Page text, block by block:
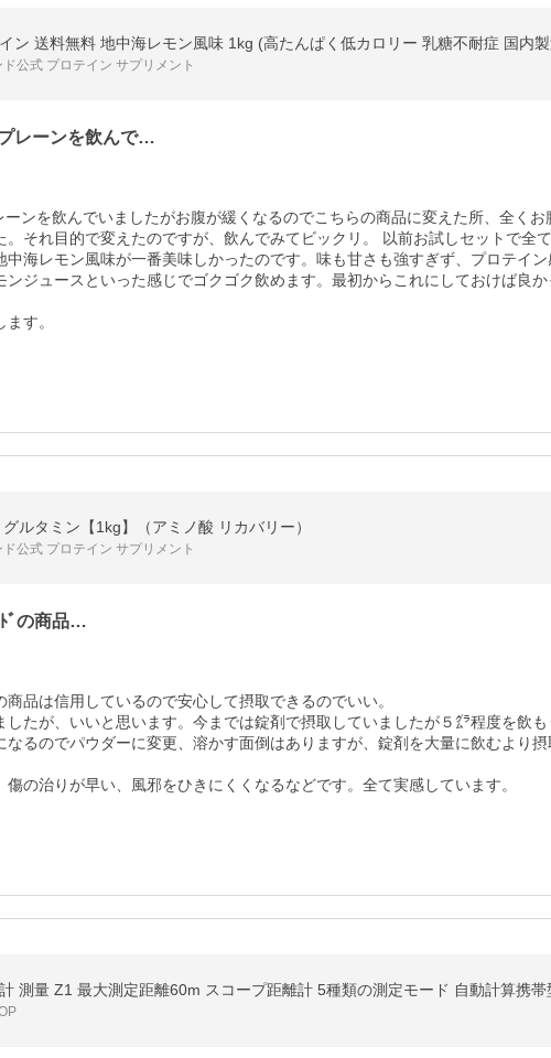
ン 送料無料 地中海レモン風味 1kg (高たんぱく低カロリー 乳糖不耐症 国内
公式 プロテイン サプリメント
レーンを飲んで…
ーンを飲んでいましたがお腹が緩くなるのでこちらの商品に変えた所、全くお
。それ目的で変えたのですが、飲んでみてビックリ。 以前お試しセットで全
中海レモン風味が一番美味しかったのです。味も甘さも強すぎず、プロテイン
ンジュースといった感じでゴクゴク飲めます。最初からこれにしておけば良か
す。
ルタミン【1kg】（アミノ酸 リカバリー）
公式 プロテイン サプリメント
ﾄﾞの商品…
商品は信用しているので安心して摂取できるのでいい。
したが、いいと思います。今までは錠剤で摂取していましたが５㌘程度を飲も
なるのでパウダーに変更、溶かす面倒はありますが、錠剤を大量に飲むより摂
の治りが早い、風邪をひきにくくなるなどです。全て実感しています。
測量 Z1 最大測定距離60m スコープ距離計 5種類の測定モード 自動計算携